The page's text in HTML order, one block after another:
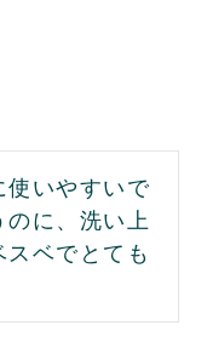
使いやすいで
に、洗い上
ベでとても